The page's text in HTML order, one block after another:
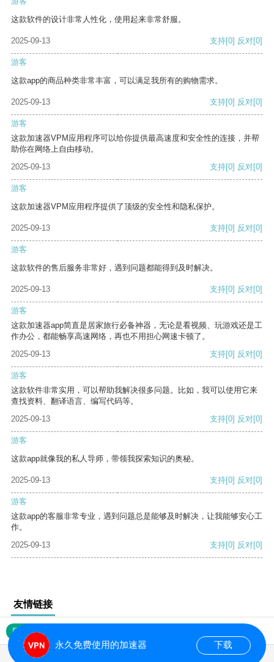
这款软件的设计非常人性化，使用起来非常舒服。
2025-09-13 支持[0] 反对[0]
游客
这款app的商品种类非常丰富，可以满足我所有的购物需求。
2025-09-13 支持[0] 反对[0]
游客
这款加速器VPM应用程序可以给你提供最高速度和安全性的连接，并帮
助你在网络上自由移动。
2025-09-13
支持[0] 反对[0]
游客
这款加速器VPM应用程序提供了顶级的安全性和隐私保护。
2025-09-13 支持[0] 反对[0]
游客
这款软件的售后服务非常好，遇到问题都能得到及时解决。
2025-09-13 支持[0] 反对[0]
游客
这款加速器app简直是居家旅行必备神器，无论是看视频、玩游戏还是工
作办公，都能畅享高速网络，再也不用担心网速卡顿了。
2025-09-13
支持[0] 反对[0]
游客
这款软件非常实用，可以帮助我解决很多问题。比如，我可以使用它来
查找资料、翻译语言、编写代码等。
2025-09-13
支持[0] 反对[0]
游客
这款app就像我的私人导师，带领我探索知识的奥秘。
2025-09-13 支持[0] 反对[0]
游客
这款app的客服非常专业，遇到问题总是能够及时解决，让我能够安心工
作。
2025-09-13
支持[0] 反对[0]
友情链接
网站地图
永久免费使用的加速器 下载